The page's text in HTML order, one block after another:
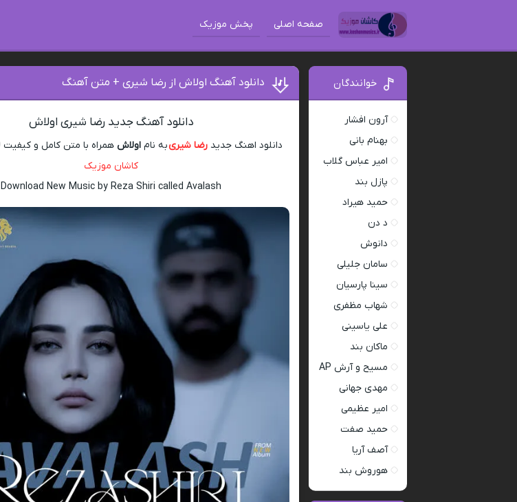
صفحه اصلی پخش موزیک
دانلود آهنگ اولاش از رضا شیری + متن آهنگ
دانلود آهنگ جدید رضا شیری اولاش
دانلود اهنگ جدید رضا شیریبه نام اولاش همراه با متن کامل و کیفیت 320 از رسانه ی
کاشان موزیک
Download New Music by Reza Shiri called Avalash
خوانندگان
آرون افشار
بهنام بانی
امیر عباس گلاب
پازل بند
حمید هیراد
د دن
دانوش
سامان جلیلی
سینا پارسیان
شهاب مظفری
علی یاسینی
ماکان بند
مسیح و آرش AP
مهدی جهانی
امیر عظیمی
حمید صفت
آصف آریا
هوروش بند